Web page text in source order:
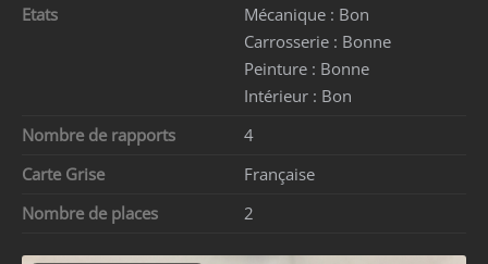
Etats Mécanique : Bon
Carrosserie : Bonne
Peinture : Bonne
Intérieur : Bon
Nombre de rapports
4
Carte Grise
Française
Nombre de places
2